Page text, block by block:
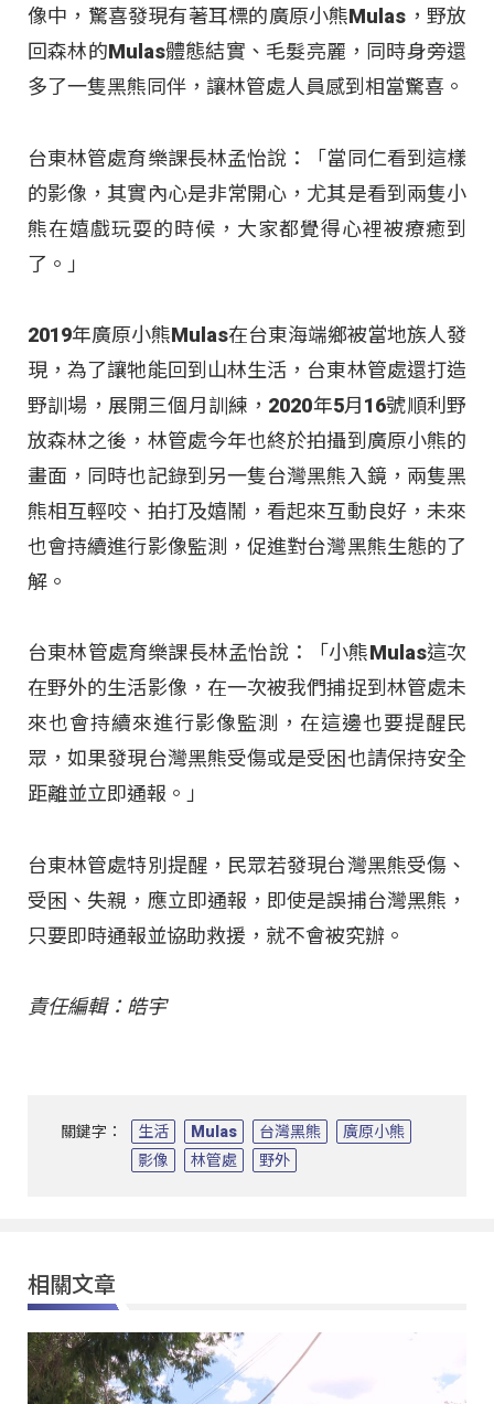
像中，驚喜發現有著耳標的廣原小熊Mulas，野放
回森林的Mulas體態結實、毛髮亮麗，同時身旁還
多了一隻黑熊同伴，讓林管處人員感到相當驚喜。
台東林管處育樂課長林孟怡說：「當同仁看到這樣
的影像，其實內心是非常開心，尤其是看到兩隻小
熊在嬉戲玩耍的時候，大家都覺得心裡被療癒到
了。」
2019年廣原小熊Mulas在台東海端鄉被當地族人發
現，為了讓牠能回到山林生活，台東林管處還打造
野訓場，展開三個月訓練，2020年5月16號順利野
放森林之後，林管處今年也終於拍攝到廣原小熊的
畫面，同時也記錄到另一隻台灣黑熊入鏡，兩隻黑
熊相互輕咬、拍打及嬉鬧，看起來互動良好，未來
也會持續進行影像監測，促進對台灣黑熊生態的了
解。
台東林管處育樂課長林孟怡說：「小熊Mulas這次
在野外的生活影像，在一次被我們捕捉到林管處未
來也會持續來進行影像監測，在這邊也要提醒民
眾，如果發現台灣黑熊受傷或是受困也請保持安全
距離並立即通報。」
台東林管處特別提醒，民眾若發現台灣黑熊受傷、
受困、失親，應立即通報，即使是誤捕台灣黑熊，
只要即時通報並協助救援，就不會被究辦。
責任編輯：皓宇
關鍵字： 生活 Mulas 台灣黑熊
廣原小熊
影像
林管處 野外
相關文章